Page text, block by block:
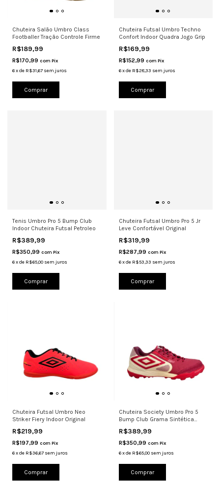
Chuteira Salão Umbro Class
Footballer Tração Controle Firme
R$189,99
R$170,99 com Pix
6xde R$31,67 sem juros
Comprar
Chuteira Futsal Umbro Techno
Confort Indoor Quadra Jogo Grip
R$169,99
R$152,99 com Pix
6 xde R$28,33 sem juros
Comprar
Tenis Umbro Pro 5 Bump Club
Indoor Chuteira Futsal Petroleo
R$389,99
R$350,99 com Pix
6xde R$65,00 sem juros
Comprar
Chuteira Futsal Umbro Pro 5 Jr
Leve Confortável Original
R$319,99
R$287,99 com Pix
6 xde R$53,33 sem juros
Comprar
Chuteira Futsal Umbro Neo
Striker Fiery Indoor Original
R$219,99
R$197,99 com Pix
6xde R$36,67 sem juros
Comprar
Chuteira Society Umbro Pro 5
Bump Club Grama Sintética
R$389,99
R$350,99 com Pix
6 xde R$65,00 sem juros
Comprar